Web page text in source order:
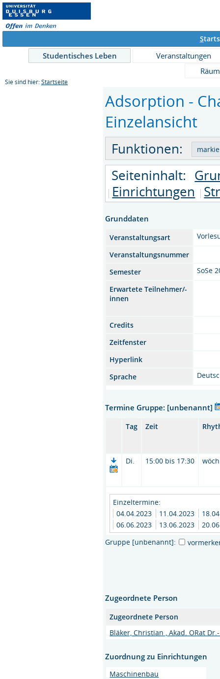
S
Studentisches Leben
Veranstaltungen
Sie sind hier: Startseite
Adsorption -
Einzelansicht
Funktionen:
Seiteninhalt:
Einrichtungen
Grunddaten
Veranstaltungsart
Veranstaltungsnummer
Semester
SoSe
Erwartete Teilnehmer/-
innen
Credits
Zeitfenster
Hyperlink
Sprache
Termine Gruppe: [unbenannt]
Tag Zeit
Di. 15:00 bis 17:30
Einzeltermine:
04.04.2023
11.04.2023
06.06.2023
13.06.2023
Gruppe [unbenannt]:
Zugeordnete Person
Zugeordnete Person
Bläker, Christian , Akad. ORat
Zuordnung zu Einrichtungen
Maschinenbau